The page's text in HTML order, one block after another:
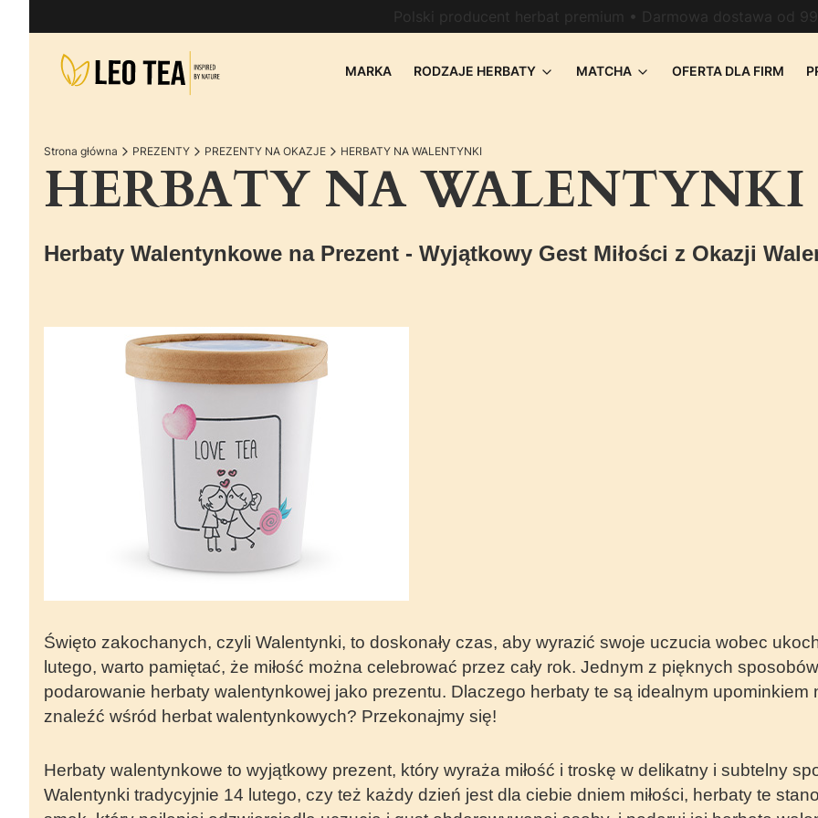
Polski producent herbat premium • Darmowa dostawa od 99
MARKA RODZAJE HERBATY MATCHA OFERTA DLA FIRM
Strona główna PREZENTY PREZENTY NA OKAZJE HERBATY NA WALENTYNKI
HERBATY NA WALENTYNKI
Herbaty Walentynkowe na Prezent - Wyjątkowy Gest Miłości z Okazji
Święto zakochanych, czyli Walentynki, to doskonały czas, aby wyrazić swoje uczucia wobec
lutego, warto pamiętać, że miłość można celebrować przez cały rok. Jednym z pięknych
podarowanie herbaty walentynkowej jako prezentu. Dlaczego herbaty te są idealnym
znaleźć wśród herbat walentynkowych? Przekonajmy się!
Herbaty walentynkowe to wyjątkowy prezent, który wyraża miłość i troskę w delikatny i subtelny
Walentynki tradycyjnie 14 lutego, czy też każdy dzień jest dla ciebie dniem miłości, herbaty te